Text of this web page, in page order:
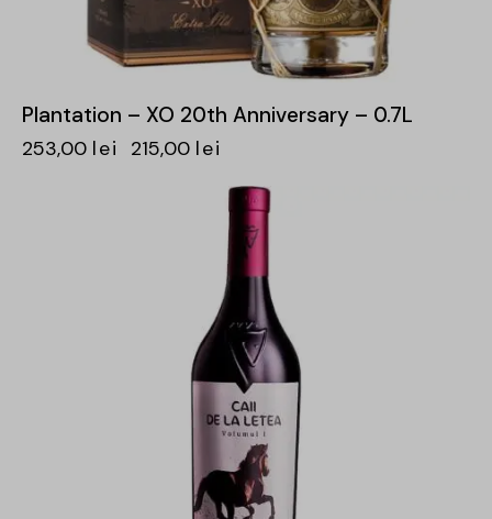
Plantation – XO 20th Anniversary – 0.7L
253,00 lei 215,00 lei